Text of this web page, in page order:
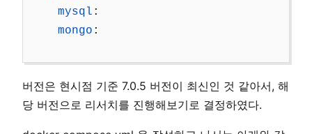
mysql :
mongo :
버전은 현시점 기준 7.0.5 버전이 최신인 것 같아서, 해
당 버전으로 리서치를 진행해보기로 결정하였다.